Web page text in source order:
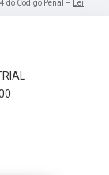
do Código Penal –
Lei